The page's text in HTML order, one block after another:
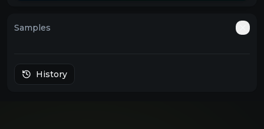
Samples
History